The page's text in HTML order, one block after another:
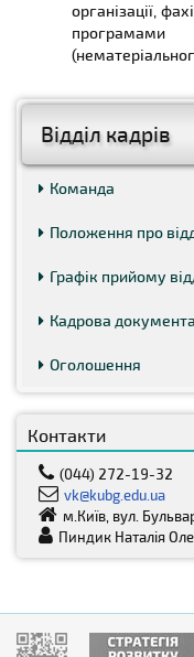
Відділ кадрів
Команда
Положення про
Графік прийому
Кадрова
Оголошення
Контакти
(044) 272-19-32
vk@kubg.edu.ua
м.Київ, вул.
Пиндик Наталія
організації,